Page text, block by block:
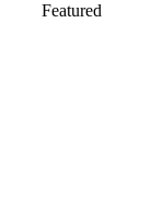
Featured